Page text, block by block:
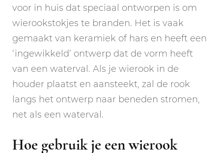
voor in huis dat speciaal ontworpen is om
wierookstokjes te branden. Het is vaak
gemaakt van keramiek of hars en heeft een
‘ingewikkeld’ ontwerp dat de vorm heeft
van een waterval. Als je wierook in de
houder plaatst en aansteekt, zal de rook
langs het ontwerp naar beneden stromen,
net als een waterval.
Hoe gebruik je een wierook